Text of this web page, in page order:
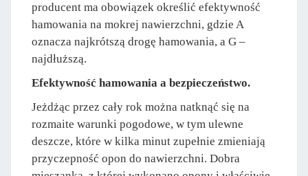
producent ma obowiązek określić efektywność
hamowania na mokrej nawierzchni, gdzie A
oznacza najkrótszą drogę hamowania, a G –
najdłuższą.
Efektywność hamowania a bezpieczeństwo.
Jeżdżąc przez cały rok można natknąć się na
rozmaite warunki pogodowe, w tym ulewne
deszcze, które w kilka minut zupełnie zmieniają
przyczepność opon do nawierzchni. Dobra